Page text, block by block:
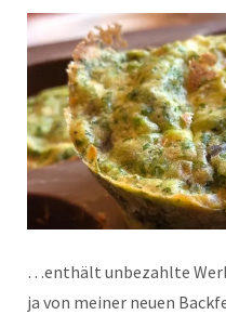
…enthält unbezahlte
ja von meiner neuen